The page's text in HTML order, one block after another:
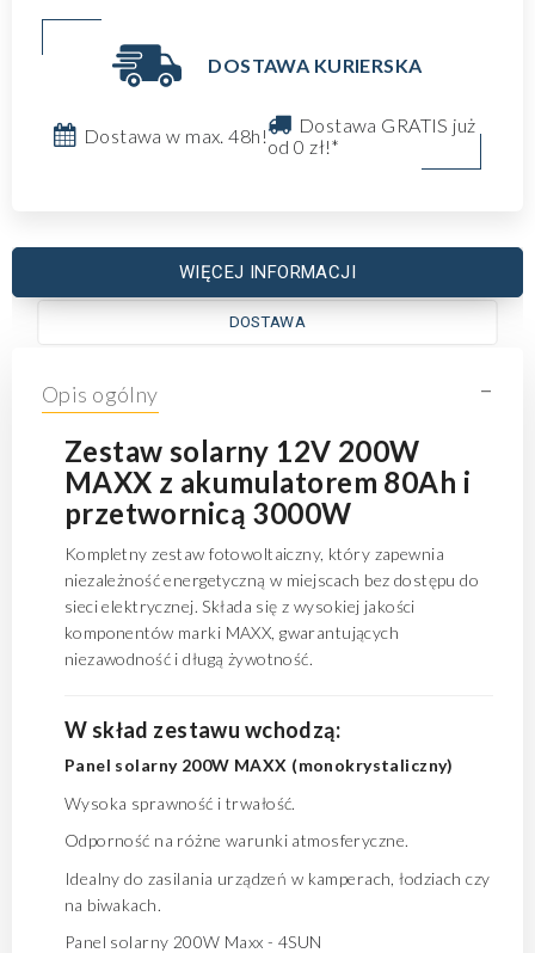
DOSTAWA KURIERSKA
Dostawa w max. 48h!
Dostawa GRATIS już
od 0 zł!*
WIĘCEJ INFORMACJI
DOSTAWA
Opis ogólny -
Zestaw solarny 12V 200W
MAXX z akumulatorem 80Ah i
przetwornicą 3000W
Kompletny zestaw fotowoltaiczny, który zapewnia
niezależność energetyczną w miejscach bez dostępu do
sieci elektrycznej. Składa się z wysokiej jakości
komponentów marki MAXX, gwarantujących
niezawodność i długą żywotność.
W skład zestawu wchodzą:
Panel solarny 200W MAXX (monokrystaliczny)
Wysoka sprawność i trwałość.
Odporność na różne warunki atmosferyczne.
Idealny do zasilania urządzeń w kamperach, łodziach czy
na biwakach.
Panel solarny 200W Maxx - 4SUN